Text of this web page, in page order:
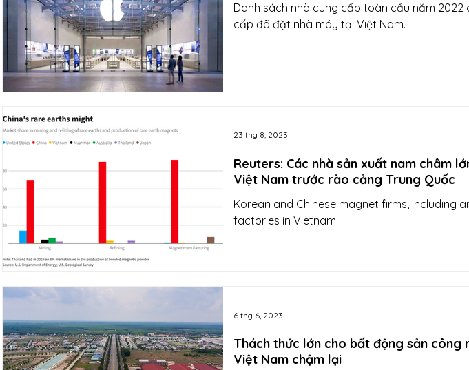
Danh sách nhà cung cấp toàn cầu năm
cấp đã đặt nhà máy tại Việt Nam.
Reuters: Các nhà sản xuất nam châm
Việt Nam trước rào cảng Trung Quốc
Korean and Chinese magnet firms, including
factories in Vietnam
23 thg 8, 2023
Thách thức lớn cho bất động sản công
Việt Nam chậm lại
6 thg 6, 2023